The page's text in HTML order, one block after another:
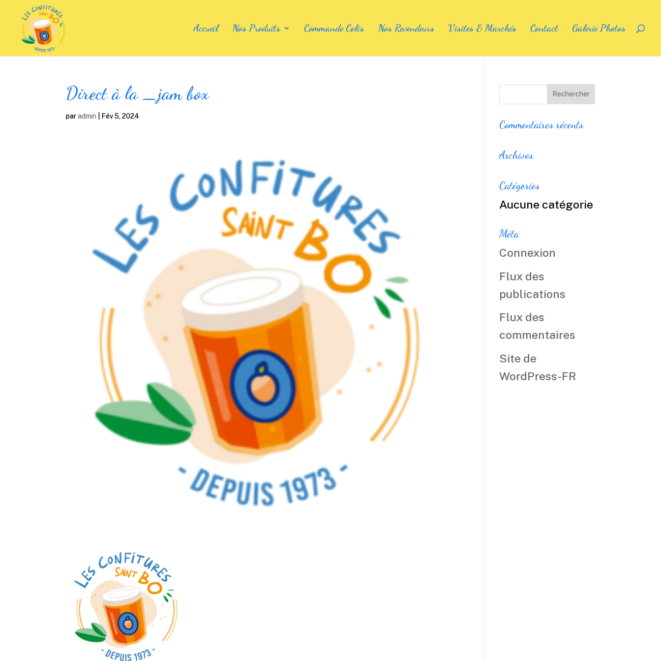
Accueil Nos Produits Commande Colis Nos Revendeurs Visites & Marchés Contact Galerie Photos
Direct à la _jam box
paradmin Fév 5, 2024
Commentaires récents
Archives
Catégories
Aucune catégorie
Méta
Connexion
Flux des
publications
Flux des
commentaires
Site de
WordPress-FR